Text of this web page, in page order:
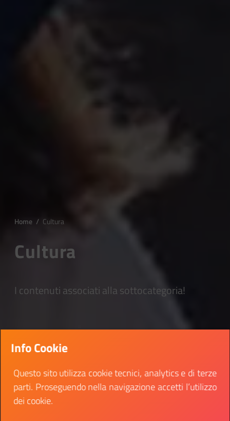
Home / Cultura
Cultura
I contenuti associati alla sottocategoria!
Info Cookie
Questo sito utilizza cookie tecnici, analytics e di terze
parti. Proseguendo nella navigazione accetti l’utilizzo
dei cookie.